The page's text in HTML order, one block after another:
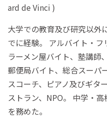
ard de Vinci )
大学での教育及び研究以外
でに経験。 アルバイト・フ
ラーメン屋バイト、塾講師
郵便局バイト、総合スーパ
スコーチ、ピアノ及びギタ
ストラン、NPO。 中学・
を務めた。